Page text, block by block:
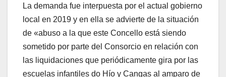
La demanda fue interpuesta por el actual gobierno
local en 2019 y en ella se advierte de la situación
de «abuso a la que este Concello está siendo
sometido por parte del Consorcio en relación con
las liquidaciones que periódicamente gira por las
escuelas infantiles do Hío y Cangas al amparo de